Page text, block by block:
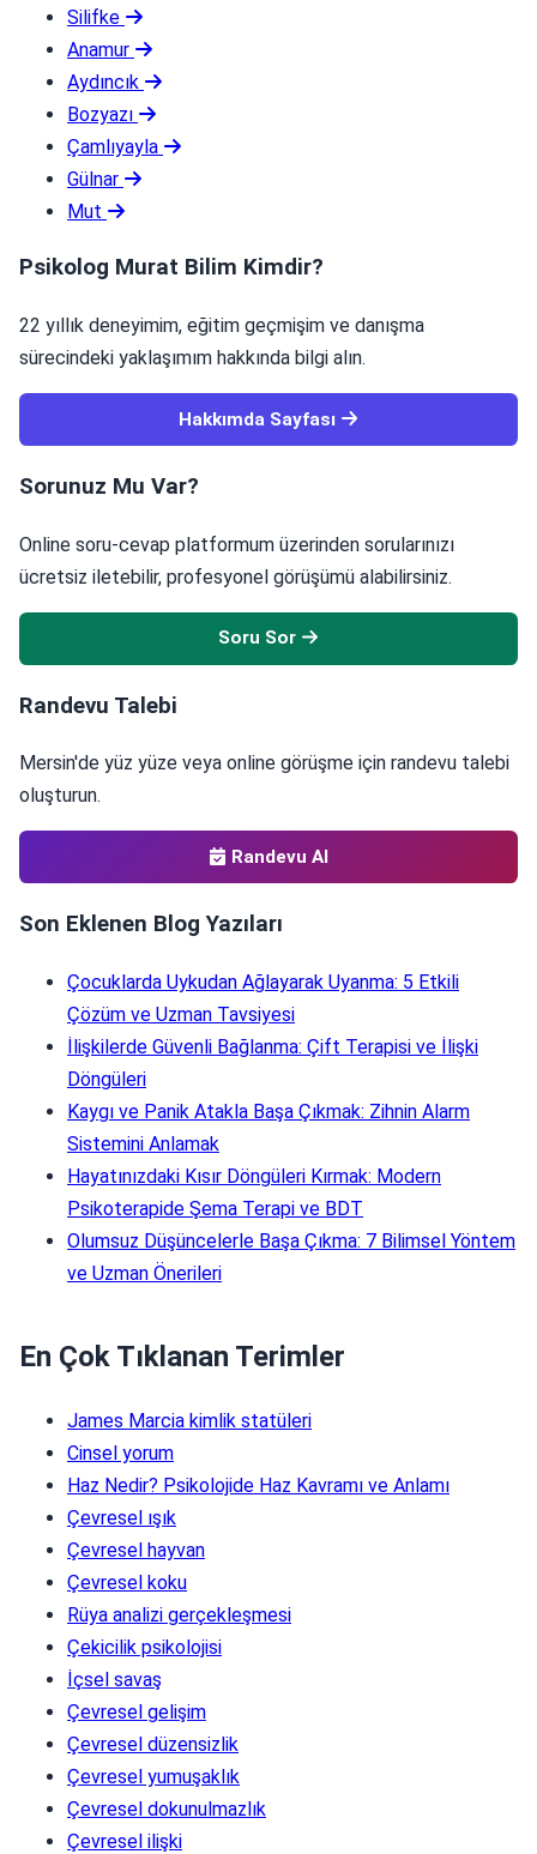
Silifke
Anamur
Aydıncık
Bozyazı
Çamlıyayla
Gülnar
Mut
Psikolog Murat Bilim Kimdir?
22 yıllık deneyimim, eğitim geçmişim ve danışma
sürecindeki yaklaşımım hakkında bilgi alın.
Hakkımda Sayfası
Sorunuz Mu Var?
Online soru-cevap platformum üzerinden sorularınızı
ücretsiz iletebilir, profesyonel görüşümü alabilirsiniz.
Soru Sor
Randevu Talebi
Mersin'de yüz yüze veya online görüşme için randevu talebi
oluşturun.
Randevu Al
Son Eklenen Blog Yazıları
Çocuklarda Uykudan Ağlayarak Uyanma: 5 Etkili
Çözüm ve Uzman Tavsiyesi
İlişkilerde Güvenli Bağlanma: Çift Terapisi ve İlişki
Döngüleri
Kaygı ve Panik Atakla Başa Çıkmak: Zihnin Alarm
Sistemini Anlamak
Hayatınızdaki Kısır Döngüleri Kırmak: Modern
Psikoterapide Şema Terapi ve BDT
Olumsuz Düşüncelerle Başa Çıkma: 7 Bilimsel Yöntem
ve Uzman Önerileri
En Çok Tıklanan Terimler
James Marcia kimlik statüleri
Cinsel yorum
Haz Nedir? Psikolojide Haz Kavramı ve Anlamı
Çevresel ışık
Çevresel hayvan
Çevresel koku
Rüya analizi gerçekleşmesi
Çekicilik psikolojisi
İçsel savaş
Çevresel gelişim
Çevresel düzensizlik
Çevresel yumuşaklık
Çevresel dokunulmazlık
Çevresel ilişki